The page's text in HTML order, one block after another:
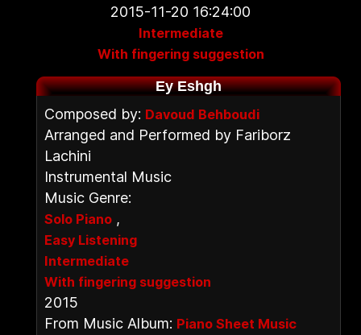
2015-11-20 16:24:00
Intermediate
With fingering suggestion
Ey Eshgh
Composed by: Davoud Behboudi
Arranged and Performed by Fariborz
Lachini
Instrumental Music
Music Genre:
Solo Piano ,
Easy Listening
Intermediate
With fingering suggestion
2015
From Music Album: Piano Sheet Music